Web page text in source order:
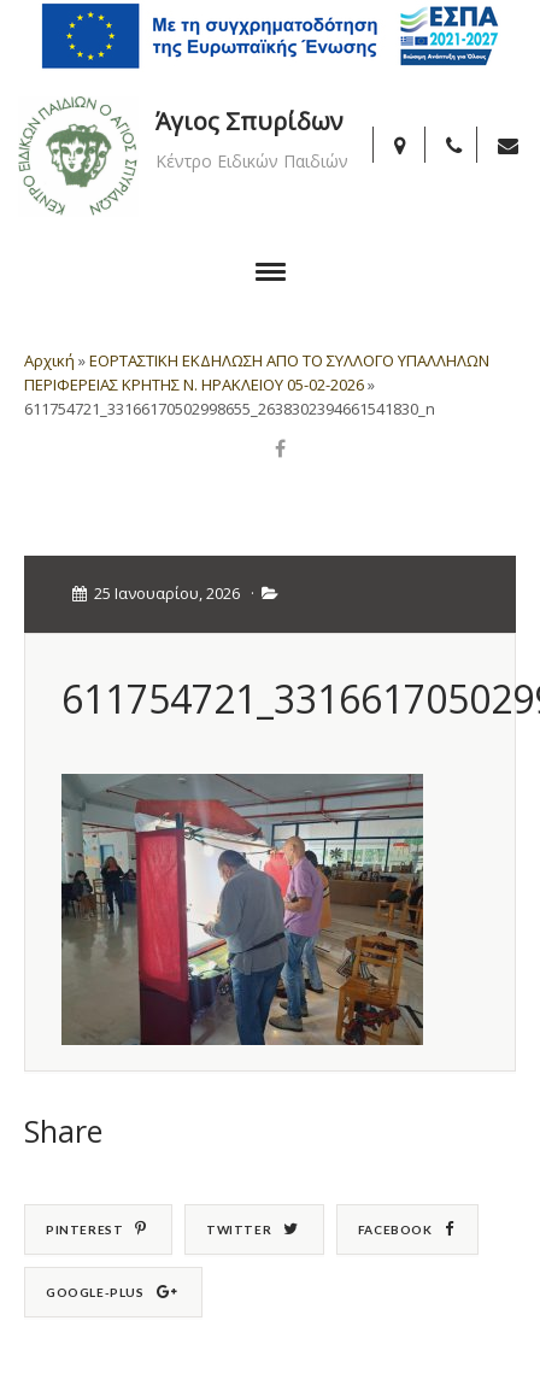
Άγιος Σπυρίδων
Κέντρο Ειδικών Παιδιών
Αρχική »ΕΟΡΤΑΣΤΙΚΗ ΕΚΔΗΛΩΣΗ ΑΠΟ ΤΟ ΣΥΛΛΟΓΟ ΥΠΑΛΛΗΛΩΝ
ΠΕΡΙΦΕΡΕΙΑΣ ΚΡΗΤΗΣ Ν. ΗΡΑΚΛΕΙΟΥ 05-02-2026»
611754721_33166170502998655_2638302394661541830_n
25 Ιανουαρίου, 2026 ·
Share
PINTEREST TWITTER FACEBOOK
GOOGLE-PLUS